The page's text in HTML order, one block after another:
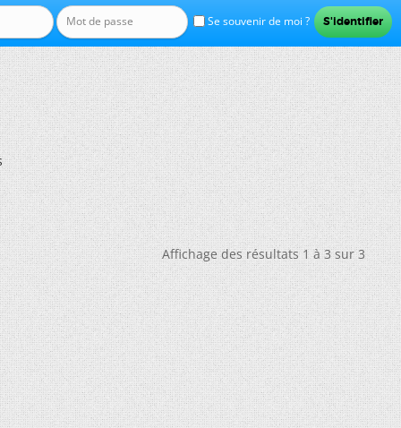
Se souvenir de moi ?
Affichage des résultats 1 à 3 sur 3